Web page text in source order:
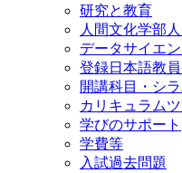
研究と教育
人間文化学部
データサイエ
登録日本語教
開講科目・シ
カリキュラム
学びのサポート
学費等
入試過去問題